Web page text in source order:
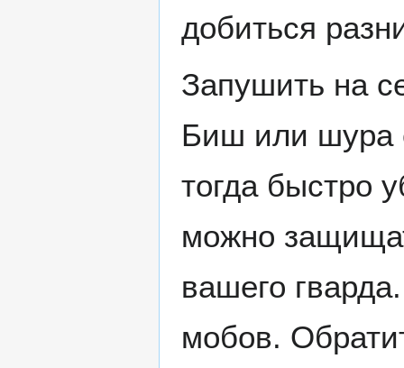
добиться
Запушить на
Биш или шура
тогда быстро
можно
вашего
мобов.